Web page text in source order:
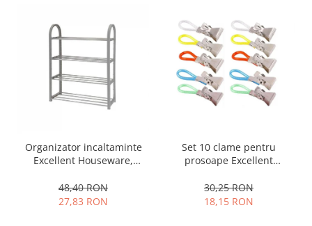
Scurgatoare vase
Seturi de tacamuri
Suporturi pentru tacamuri
Seturi vesela
Suporturi pahare, cesti, cani
Organizator incaltaminte
Excellent Houseware,
gri
48,40 RON
27,83 RON
Set 10 clame pentru
prosoape Excellent
5.5x1.5 cm, multicolor
30,25 RON
18,15 RON